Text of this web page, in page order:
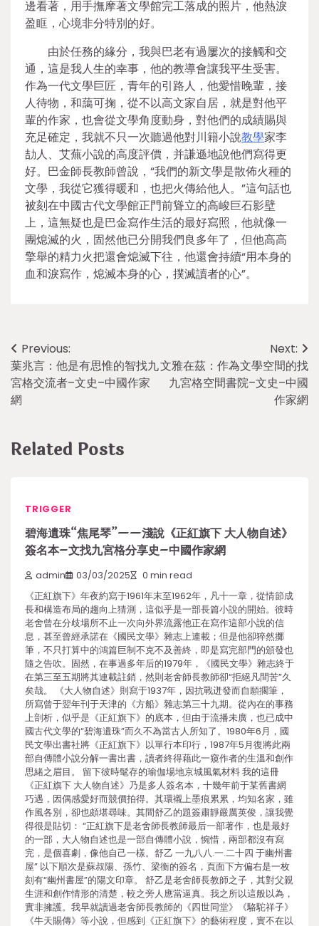
邊看著，用手撫摩著文學館完工落成的照片，他熱淚
盈眶，心境非分特別的好。
由於任務的緣分，我與巴老有過屢次的接觸和交
通，這是我人生的幸事，他的教導會讓我平生受害。
作為一代文學巨匠，青年的引路人，他愛惜晚輩，接
人待物，和藹可掬，從不以高文家自居，就是對他平
輩的作家，也會從文學角度動身，對他們的成績賜與
充足確定，我就不只一次聽過他對川籍小說教學家李
劼人、艾蕪小說的高度評價，并謙遜地說他們寫得更
好。巴金師長教師曾說，“我們的新文學是散佈火種的
文學，我從它獲得暖和，也把火傳給他人。”這句話也
被刻在中國古代文學館正門前聳立的高峻巨石影壁
上，這無疑也是巴金寫作生活的最好寫照，他就像一
團熄滅的火，固然他已分開我們良多年了，但他高高
擎舉的精力火把還會熄滅下往，他還會持續“用本身的
血和淚寫作，熄滅本身的心，撲滅讀者的心”。
Post
navigation
Previous:
葉兆言：他是有思惟的智找九
宮格交流者–文史–中國作家
網
Next:
文雅在茲：作為文學空間的找
九宮格空間書院–文史–中國
作家網
Related Posts
TRIGGER
碧海遺珠“焦尾琴”——淺說《正紅旗下 大人物自述》
簽名本–文找九宮格分享史–中國作家網
admin 03/03/2025 0 min read
《正紅旗下》年夜約寫于1961年末至1962年，凡十一章，從情節成
長和構造布局的趨向上猜測，這似乎是一部長篇小說的開始。彼時
老舍曾在分歧場所不止一次向外界流露他正在寫作這部小說的信
息，甚至曾經承諾在《國民文學》雜志上連載；但是他卻猝然擲
筆，不只打算中的鴻篇巨制不克不及善終，即是寫完部門的頒發也
隨之告吹。固然，在事過多年后的1979年，《國民文學》雜志終于
在第三至五期將其連載註銷，然則老舍師長教師卻“拒絕凡間苦”久
矣哉。 《大人物自述》則寫于1937年，因抗戰迸發而自願擱筆，
所寫曾于翌年刊于天津的《方船》雜志第三十九期。從內在的事務
上剖析，似乎是《正紅旗下》的底本，但由于流播未廣，也已成中
國古代文學的“碧海遺珠”而久不為當古人所知了。1980年6月，國
民文學出書社將《正紅旗下》以單行本印行，1987年5月復將此兩
部自傳體小說分解一書出書，讀者終得藉此一窺作者的生溫和創作
思緒之眉目。 留下彼時髦存的瑜伽場地京城風氣材料 我的這冊
《正紅旗下 大人物自述》乃是多人簽名本，十幾年前于某舊書網
巧遇，因偶感愛好而競價拍得。其環襯上墨痕累累，均知名家，雖
作風各別，卻也頗堪尋味。其間舒乙的題簽肅靜嚴厲英俊，讓我覺
得很是貼切： “正紅旗下是老舍師長教師最后一部著作，也是最好
的一部，大人物自述也是一部自傳體小說，惋惜，兩部都沒有寫
完，是個喜劇，像他自己一樣。舒乙 一九八八.一.二十四 于幽州書
屋” 以下順次是蘇叔陽、孫竹、梁衡的簽名，頁面下方偏右是一枚
刻有“幽州書屋”的陽文印章。 舒乙是老舍師長教師之子，其對父親
生涯和創作情形的清楚，較之旁人應當逼真。我之所以這般以為，
實非擁護。我早就讀過老舍師長教師的《四世同堂》《駱駝祥子》
《牛天賜傳》等小說，但感到《正紅旗下》的藝術程度，實不在以